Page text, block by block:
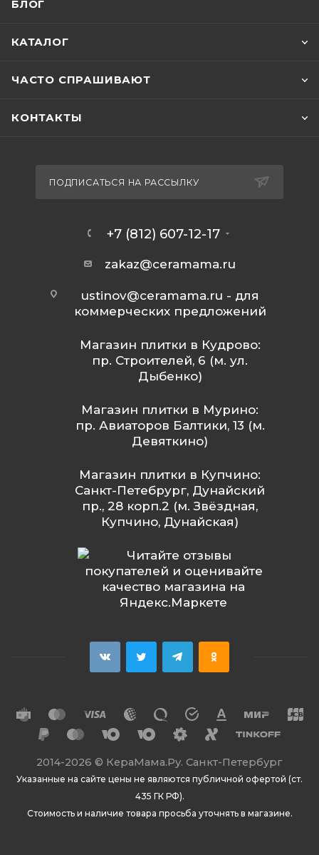
БЛОГ
КАТАЛОГ
ЧАСТО СПРАШИВАЮТ
КОНТАКТЫ
ПОДПИСАТЬСЯ НА РАССЫЛКУ
+7 (812) 607-12-17
zakaz@ceramama.ru
ustinov@ceramama.ru - для
коммерческих предложений
Магазин плитки в Кудрово:
пр. Строителей, 6 (м. ул.
Дыбенко)
Магазин плитки в Мурино:
пр. Авиаторов Балтики, 13 (м.
Девяткино)
Магазин плитки в Купчино:
Санкт-Петебрург, Дунайский
пр., 28 корп.2 (м. Звёздная,
Купчино, Дунайская)
2014-2026 © КераМама.Ру. Санкт-Петербург
Указанные на сайте цены не являются публичной офертой (ст.
435 ГК РФ).
Стоимость и наличие товара просьба уточнять в магазине.